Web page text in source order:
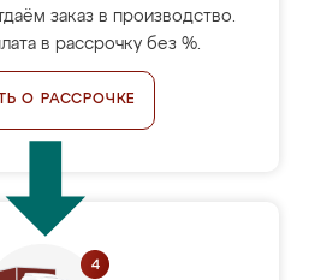
заказ в производство.
в рассрочку без %.
О РАССРОЧКЕ